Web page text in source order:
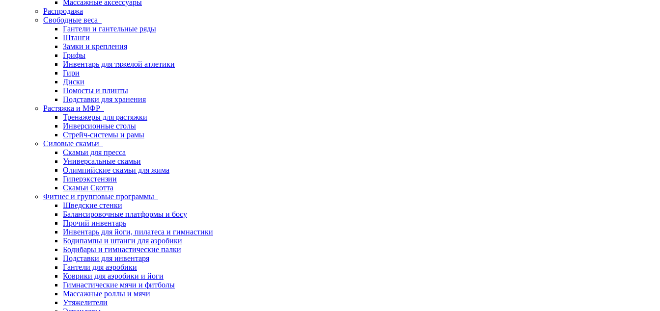
Массажные аксессуары
Распродажа
Свободные веса
Гантели и гантельные ряды
Штанги
Замки и крепления
Грифы
Инвентарь для тяжелой атлетики
Гири
Диски
Помосты и плинты
Подставки для хранения
Растяжка и МФР
Тренажеры для растяжки
Инверсионные столы
Стрейч-системы и рамы
Силовые скамьи
Скамьи для пресса
Универсальные скамьи
Олимпийские скамьи для жима
Гиперэкстензии
Скамьи Скотта
Фитнес и групповые программы
Шведские стенки
Балансировочные платформы и босу
Прочий инвентарь
Инвентарь для йоги, пилатеса и гимнастики
Бодипампы и штанги для аэробики
Бодибары и гимнастические палки
Подставки для инвентаря
Гантели для аэробики
Коврики для аэробики и йоги
Гимнастические мячи и фитболы
Массажные роллы и мячи
Утяжелители